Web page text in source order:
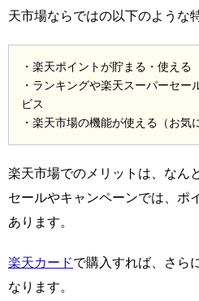
天市場ならではの以下のような
・楽天ポイントが貯まる・使える
・ランキングや楽天スーパーセー
ビス
・楽天市場の機能が使える（お気
楽天市場でのメリットは、なん
セールやキャンペーンでは、ポ
あります。
楽天カードで購入すれば、さら
なります。